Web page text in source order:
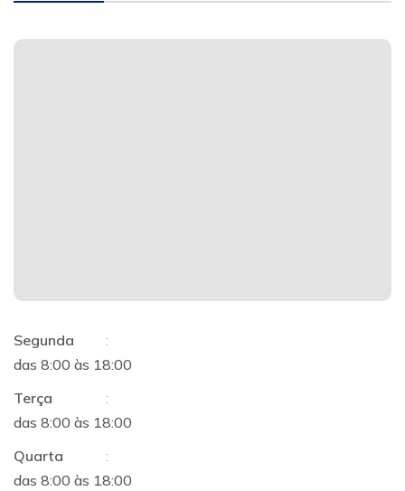
Segunda
:
das 8:00 às 18:00
Terça
:
das 8:00 às 18:00
Quarta
:
das 8:00 às 18:00